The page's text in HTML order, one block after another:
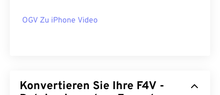
OGV Zu iPhone Video
Konvertieren Sie Ihre F4V -